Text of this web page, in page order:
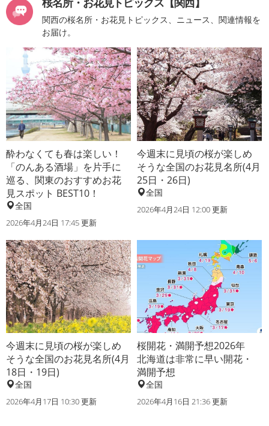
関西の桜名所・お花見トピックス、ニュース、関連情報を
お届け。
酔わなくても春は楽しい！
「のんある酒場」を片手に
巡る、関東のおすすめお花
見スポット BEST10！
全国
2026年4月24日 17:45 更新
今週末に見頃の桜が楽しめ
そうな全国のお花見名所(4月
25日・26日)
全国
2026年4月24日 12:00 更新
今週末に見頃の桜が楽しめ
そうな全国のお花見名所(4月
18日・19日)
全国
2026年4月17日 10:30 更新
桜開花・満開予想2026年
北海道は非常に早い開花・
満開予想
全国
2026年4月16日 21:36 更新